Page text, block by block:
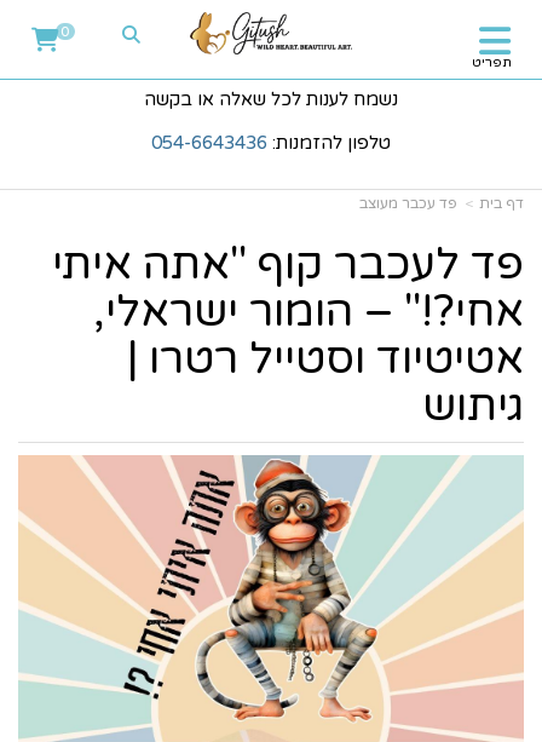
נשמח לענות לכל שאלה או בקשה
טלפון להזמנות: 054-6643436
תפריט
0
דף בית פד עכבר מעוצב
פד לעכבר קוף "אתה איתי
אחי?!" – הומור ישראלי,
אטיטיוד וסטייל רטרו |
גיתוש